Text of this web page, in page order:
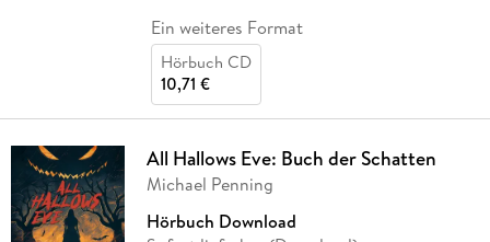
Ein weiteres Format
Hörbuch CD
10,71 €
All Hallows Eve: Buch der Schatten
Michael Penning
Hörbuch Download